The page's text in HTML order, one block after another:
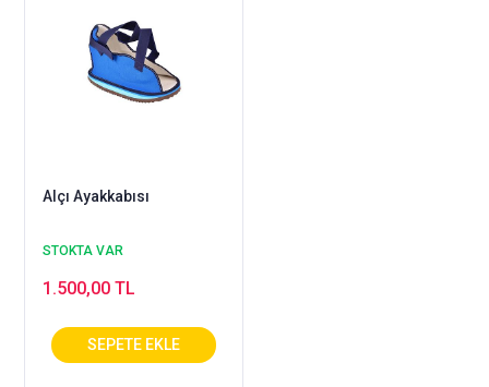
Alçı Ayakkabısı
STOKTA VAR
1.500,00 TL